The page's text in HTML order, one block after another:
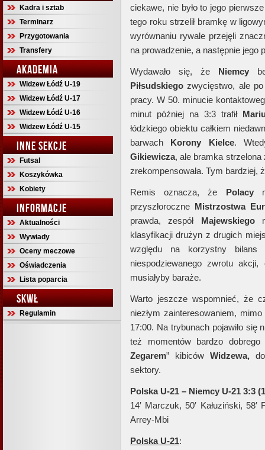
Kadra i sztab
Terminarz
Przygotowania
Transfery
AKADEMIA
Widzew Łódź U-19
Widzew Łódź U-17
Widzew Łódź U-16
Widzew Łódź U-15
INNE SEKCJE
Futsal
Koszykówka
Kobiety
INFORMACJE
Aktualności
Wywiady
Oceny meczowe
Oświadczenia
Lista poparcia
SKWŁ
Regulamin
ciekawe, nie było to jego
tego roku strzelił bramkę w
wyrównaniu rywale przejęli
na prowadzenie, a następnie jego
Wydawało się, że Niemcy
Piłsudskiego zwycięstwo, ale
pracy. W 50. minucie
minut później na 3:3 trafił
łódzkiego obiektu całkiem
barwach Korony Kielce.
Gikiewicza, ale bramka
zrekompensowała. Tym bardziej,
Remis oznacza, że Polacy
przyszłoroczne Mistrzostwa
prawda, zespół Majewskiego
klasyfikacji drużyn z drugich
względu na korzystny bilans
niespodziewanego zwrotu
musiałyby baraże.
Warto jeszcze wspomnieć, że
niezłym zainteresowaniem,
17:00. Na trybunach pojawiło się
też momentów bardzo
Zegarem” kibicówWidzewa,
sektory.
Polska U-21 – Niemcy U-21 3:3
14′ Marczuk, 50′ Kałuziński,
Arrey-Mbi
Polska U-21: